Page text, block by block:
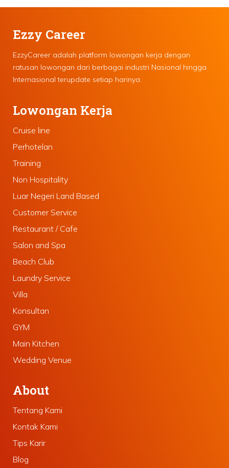
Ezzy Career
EzzyCareer adalah platform lowongan kerja dengan
ratusan lowongan dari berbagai industri Nasional hingga
Internasional terupdate setiap harinya.
Lowongan Kerja
Cruise line
Perhotelan
Training
Non Hospitality
Luar Negeri Land Based
Customer Service
Restaurant / Cafe
Salon and Spa
Beach Club
Laundry Service
Villa
Konsultan
GYM
Main Kitchen
Wedding Venue
About
Tentang Kami
Kontak Kami
Tips Karir
Blog